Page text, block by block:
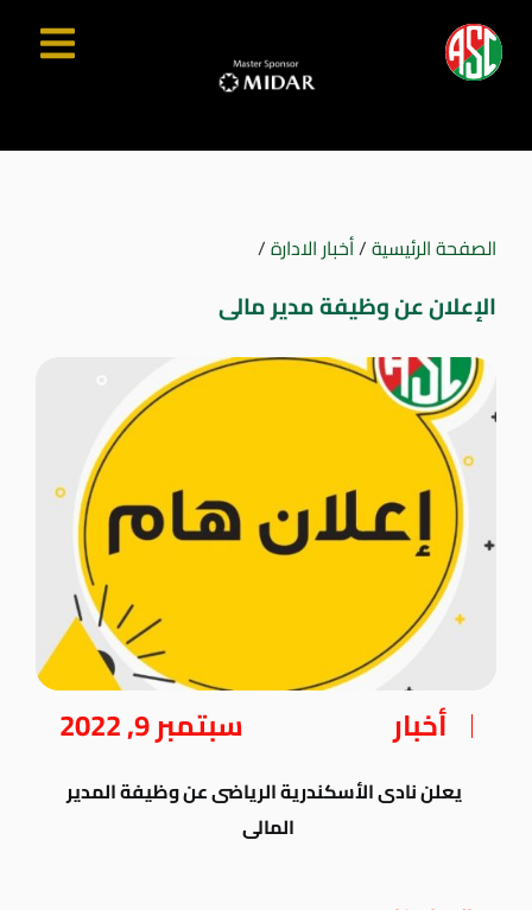
الصفحة الرئيسية/أخبار الادارة/
الإعلان عن وظيفة مدير مالى
أخبار سبتمبر 9, 2022
يعلن نادى الأسكندرية الرياضى عن وظيفة المدير
المالى